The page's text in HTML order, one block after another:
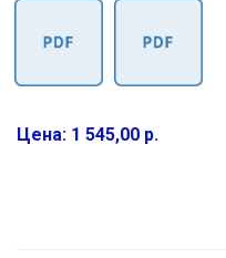
Цена: 1 545,00 р.